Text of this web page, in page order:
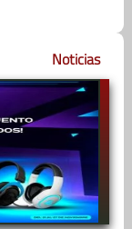
Noticias